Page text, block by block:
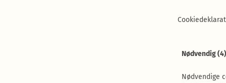
Nødvendig (4)
Nødvendige